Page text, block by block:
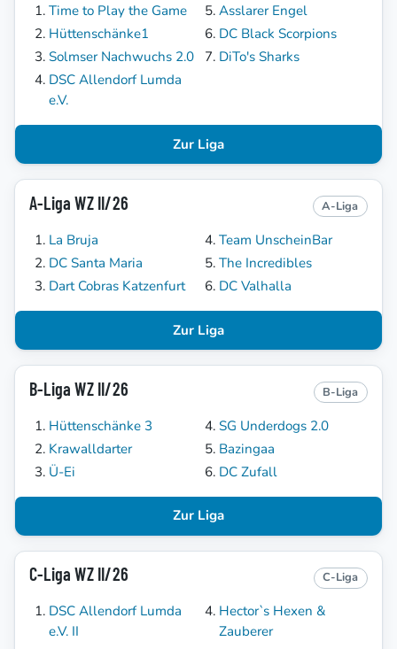
Time to Play the Game
Hüttenschänke1
Solmser Nachwuchs 2.0
DSC Allendorf Lumda
e.V.
Asslarer Engel
DC Black Scorpions
DiTo's Sharks
Zur Liga
A-Liga WZ II/26 A-Liga
La Bruja
DC Santa Maria
Dart Cobras Katzenfurt
Team UnscheinBar
The Incredibles
DC Valhalla
Zur Liga
B-Liga WZ II/26 B-Liga
Hüttenschänke 3
Krawalldarter
Ü-Ei
SG Underdogs 2.0
Bazingaa
DC Zufall
Zur Liga
C-Liga WZ II/26 C-Liga
DSC Allendorf Lumda
e.V. II
Hector`s Hexen &
Zauberer